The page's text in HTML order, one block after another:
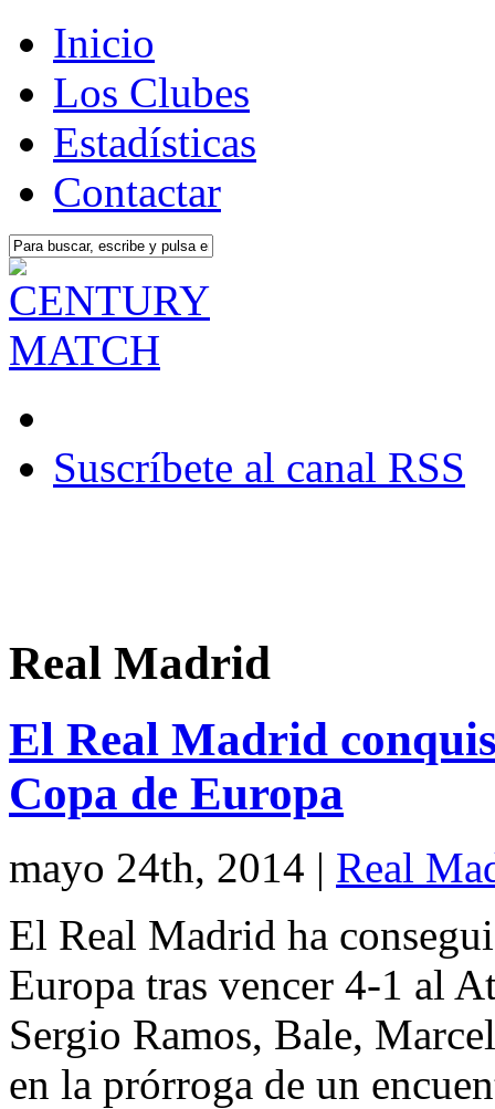
Inicio
Los Clubes
Estadísticas
Contactar
Suscríbete al canal RSS
Real Madrid
El Real Madrid
Copa de Europa
mayo 24th, 2014 | Real
El Real Madrid ha
Europa tras vencer 4-1 al
Sergio Ramos, Bale,
en la prórroga de un